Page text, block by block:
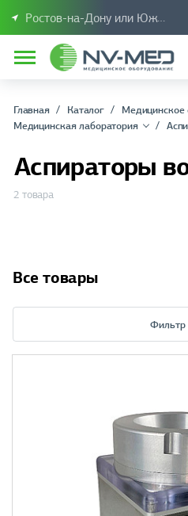
Ростов-на-Дону или Южный
Главная Каталог
Медицинское
Медицинская лаборатория
Аспираторы
2 товара
Все товары
Фильтр